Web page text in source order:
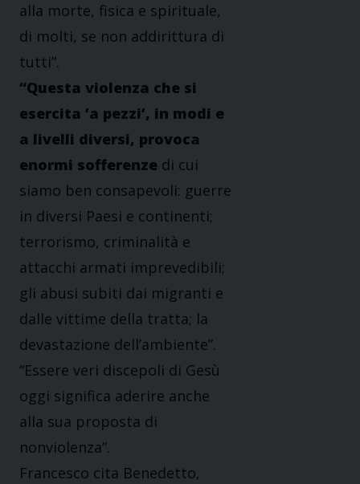
alla morte, fisica e spirituale,
di molti, se non addirittura di
tutti”.
“Questa violenza che si
esercita ‘a pezzi’, in modi e
a livelli diversi, provoca
enormi sofferenze di cui
siamo ben consapevoli: guerre
in diversi Paesi e continenti;
terrorismo, criminalità e
attacchi armati imprevedibili;
gli abusi subiti dai migranti e
dalle vittime della tratta; la
devastazione dell’ambiente”.
“Essere veri discepoli di Gesù
oggi significa aderire anche
alla sua proposta di
nonviolenza”.
Francesco cita Benedetto,